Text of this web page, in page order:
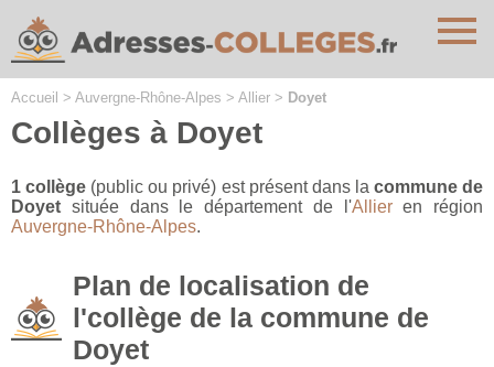
Accueil > Auvergne-Rhône-Alpes > Allier > Doyet
Collèges à Doyet
1 collège (public ou privé) est présent dans la commune de
Doyet située dans le département de l'Allieren région
Auvergne-Rhône-Alpes.
Plan de localisation de
l'collège de la commune de
Doyet